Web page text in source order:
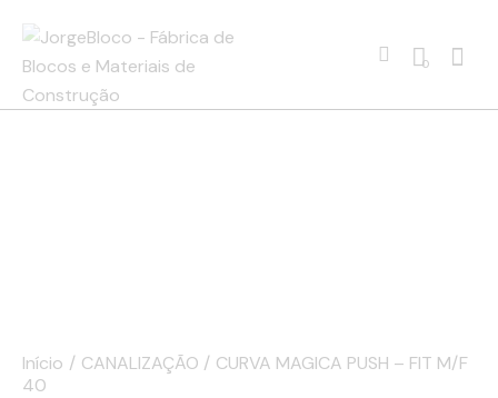
0
Início CANALIZAÇÃO
CURVA MAGICA PUSH – FIT M/F
40